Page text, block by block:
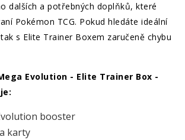
dalších a potřebných doplňků, které
Pokémon TCG. Pokud hledáte ideální
s Elite Trainer Boxem zaručeně chybu
Evolution - Elite Trainer Box -
booster
karty